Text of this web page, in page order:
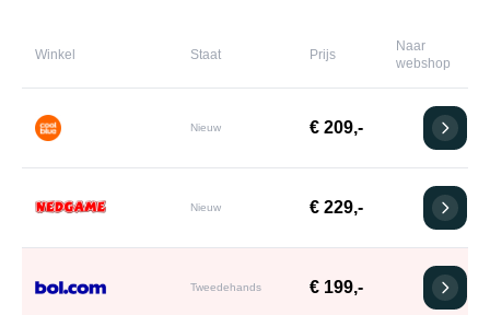
Winkel Staat Prijs
Naar
webshop
Nieuw € 209,-
Nieuw € 229,-
Tweedehands € 199,-